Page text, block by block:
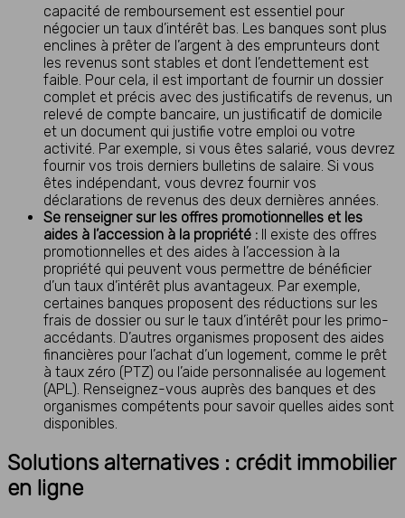
capacité de remboursement est essentiel pour
négocier un taux d’intérêt bas. Les banques sont plus
enclines à prêter de l’argent à des emprunteurs dont
les revenus sont stables et dont l’endettement est
faible. Pour cela, il est important de fournir un dossier
complet et précis avec des justificatifs de revenus, un
relevé de compte bancaire, un justificatif de domicile
et un document qui justifie votre emploi ou votre
activité. Par exemple, si vous êtes salarié, vous devrez
fournir vos trois derniers bulletins de salaire. Si vous
êtes indépendant, vous devrez fournir vos
déclarations de revenus des deux dernières années.
Se renseigner sur les offres promotionnelles et les
aides à l’accession à la propriété :
Il existe des offres
promotionnelles et des aides à l’accession à la
propriété qui peuvent vous permettre de bénéficier
d’un taux d’intérêt plus avantageux. Par exemple,
certaines banques proposent des réductions sur les
frais de dossier ou sur le taux d’intérêt pour les primo-
accédants. D’autres organismes proposent des aides
financières pour l’achat d’un logement, comme le prêt
à taux zéro (PTZ) ou l’aide personnalisée au logement
(APL). Renseignez-vous auprès des banques et des
organismes compétents pour savoir quelles aides sont
disponibles.
Solutions alternatives : crédit immobilier
en ligne